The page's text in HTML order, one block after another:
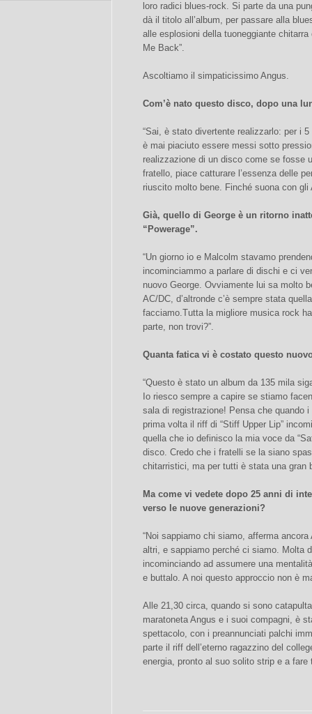
loro radici blues-rock. Si parte da una
dà il titolo all’album, per passare alla
alle esplosioni della tuoneggiante chitarra
Me Back”.
Ascoltiamo il simpaticissimo Angus.
Com’è nato questo disco, dopo una
“Sai, è stato divertente realizzarlo: per i
è mai piaciuto essere messi sotto
realizzazione di un disco come se fosse
fratello, piace catturare l’essenza delle
riuscito molto bene. Finché suona con
Già, quello di George è un ritorno
“Powerage”.
“Un giorno io e Malcolm stavamo
incominciammo a parlare di dischi e ci
nuovo George. Ovviamente lui sa molto
AC/DC, d’altronde c’è sempre stata
facciamo.Tutta la migliore musica rock
parte, non trovi?”.
Quanta fatica vi è costato questo
“Questo è stato un album da 135 mila
Io riesco sempre a capire se stiamo
sala di registrazione! Pensa che quando
prima volta il riff di “Stiff Upper Lip”
quella che io definisco la mia voce da
disco. Credo che i fratelli se la siano
chitarristici, ma per tutti è stata una gran
Ma come vi vedete dopo 25 anni di
verso le nuove generazioni?
“Noi sappiamo chi siamo, afferma
altri, e sappiamo perché ci siamo. Molta
incominciando ad assumere una
e buttalo. A noi questo approccio non è
Alle 21,30 circa, quando si sono
maratoneta Angus e i suoi compagni, è
spettacolo, con i preannunciati palchi
parte il riff dell’eterno ragazzino del
energia, pronto al suo solito strip e a